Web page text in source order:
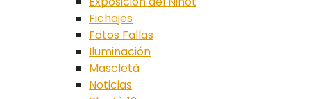
Fichajes
Fotos Fallas
Iluminación
Mascletà
Noticias